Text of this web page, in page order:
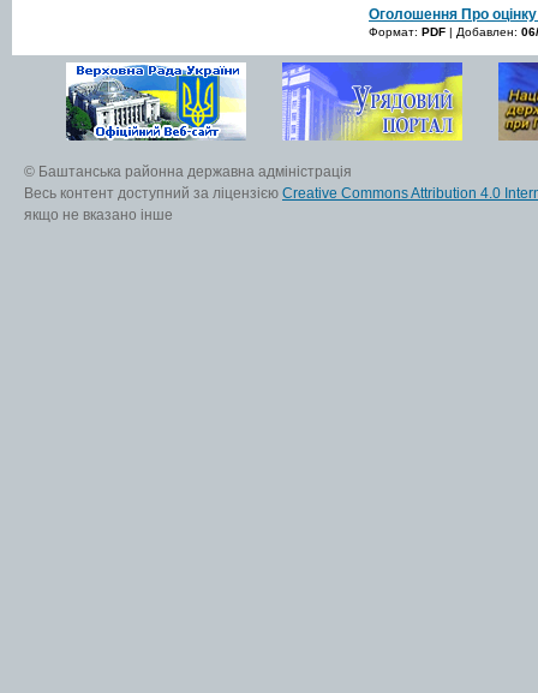
Оголошення Про
Формат: PDF | Добавлен:
© Баштанська районна державна адміністрація
Весь контент доступний за ліцензією Creative Commons Attribution 4.0
якщо не вказано інше